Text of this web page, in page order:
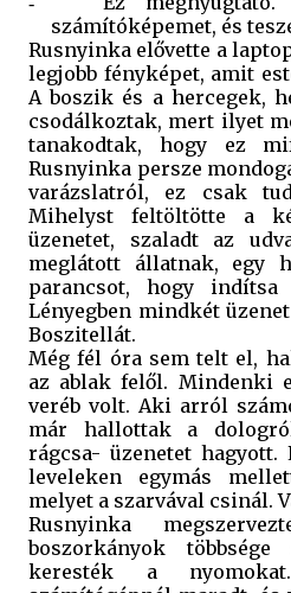
számítóképemet, és
Rusnyinka elővette a
legjobb fényképet, amit
A boszik és a hercegek,
csodálkoztak, mert ilyet
tanakodtak, hogy ez
Rusnyinka persze
varázslatról, ez csak
Mihelyst feltöltötte a
üzenetet, szaladt az
meglátott állatnak, egy
parancsot, hogy indítsa
Lényegben mindkét
Boszitellát.
Még fél óra sem telt el,
az ablak felől. Mindenki
veréb volt. Aki arról
már hallottak a
rágcsa- üzenetet
leveleken egymás
melyet a szarvával csinál.
Rusnyinka
boszorkányok
keresték a